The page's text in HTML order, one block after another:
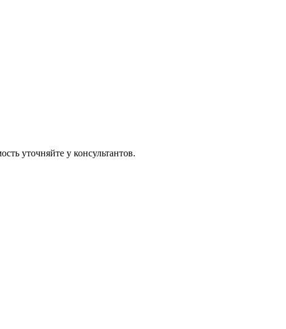
уточняйте у консультантов.